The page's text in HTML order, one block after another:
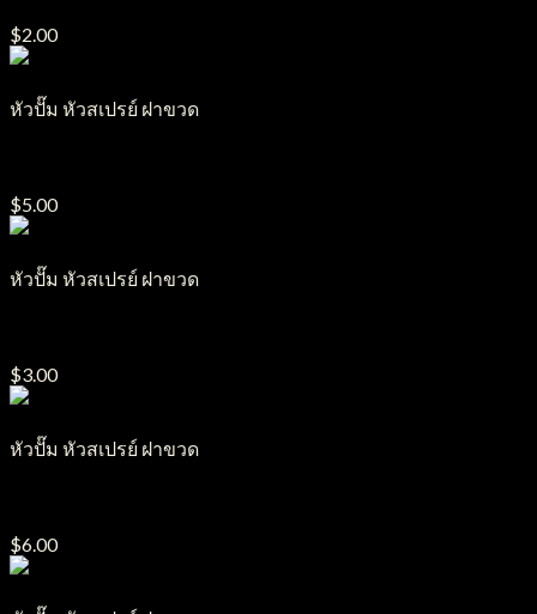
$2.00
หัวปั๊ม หัวสเปรย์ ฝาขวด
$5.00
หัวปั๊ม หัวสเปรย์ ฝาขวด
$3.00
หัวปั๊ม หัวสเปรย์ ฝาขวด
$6.00